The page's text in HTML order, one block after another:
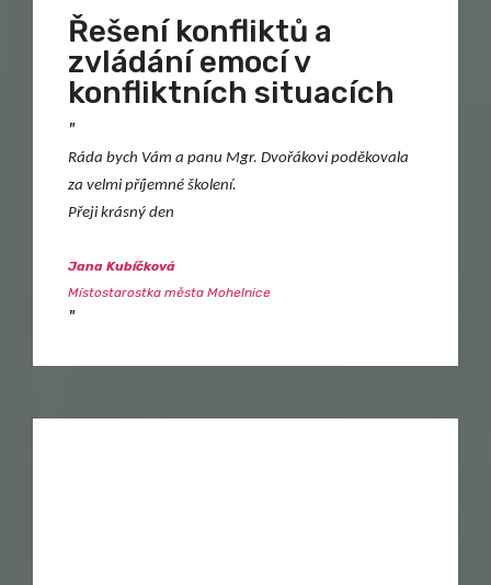
Řešení konfliktů a
zvládání emocí v
konfliktních situacích
"
Ráda bych Vám a panu Mgr. Dvořákovi poděkovala
za velmi příjemné školení.
Přeji krásný den
Jana Kubíčková
Místostarostka města Mohelnice
"